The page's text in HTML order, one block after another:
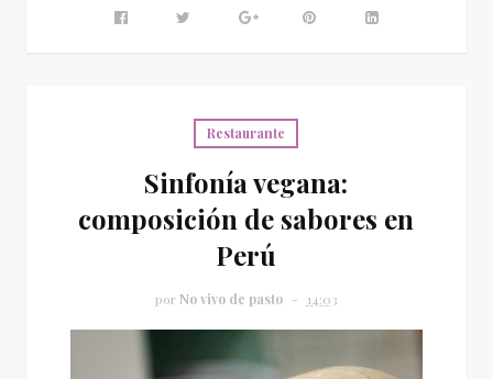
Restaurante
Sinfonía vegana:
composición de sabores en
Perú
por No vivo de pasto 14:03